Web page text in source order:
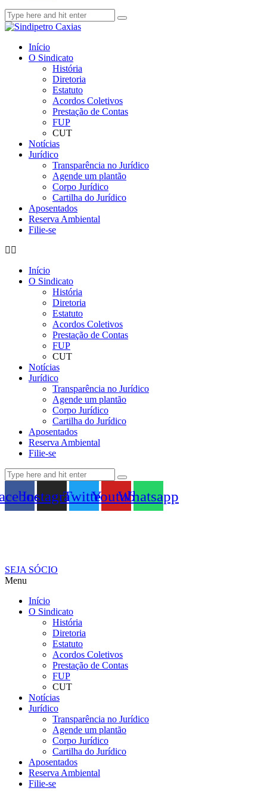
Início
O Sindicato
História
Diretoria
Estatuto
Acordos Coletivos
Prestação de Contas
FUP
CUT
Notícias
Jurídico
Transparência no Jurídico
Agende um plantão
Corpo Jurídico
Cartilha do Jurídico
Aposentados
Reserva Ambiental
Filie-se
Início
O Sindicato
História
Diretoria
Estatuto
Acordos Coletivos
Prestação de Contas
FUP
CUT
Notícias
Jurídico
Transparência no Jurídico
Agende um plantão
Corpo Jurídico
Cartilha do Jurídico
Aposentados
Reserva Ambiental
Filie-se
InstagramTwitterYoutubeWhatsapp
SEJA SÓCIO
Menu
Início
O Sindicato
História
Diretoria
Estatuto
Acordos Coletivos
Prestação de Contas
FUP
CUT
Notícias
Jurídico
Transparência no Jurídico
Agende um plantão
Corpo Jurídico
Cartilha do Jurídico
Aposentados
Reserva Ambiental
Filie-se